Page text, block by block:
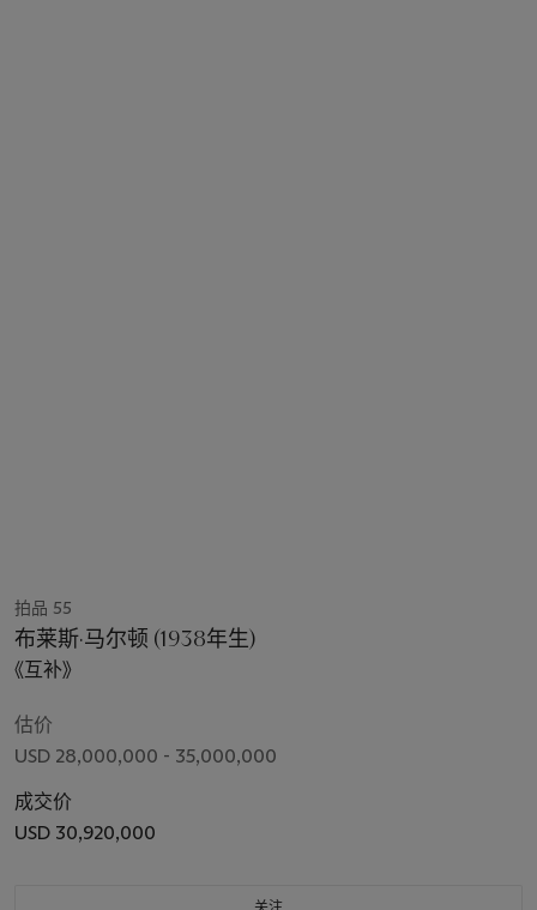
拍品 55
布莱斯·马尔顿 (1938年生)
《互补》
估价
USD 28,000,000 - 35,000,000
成交价
USD 30,920,000